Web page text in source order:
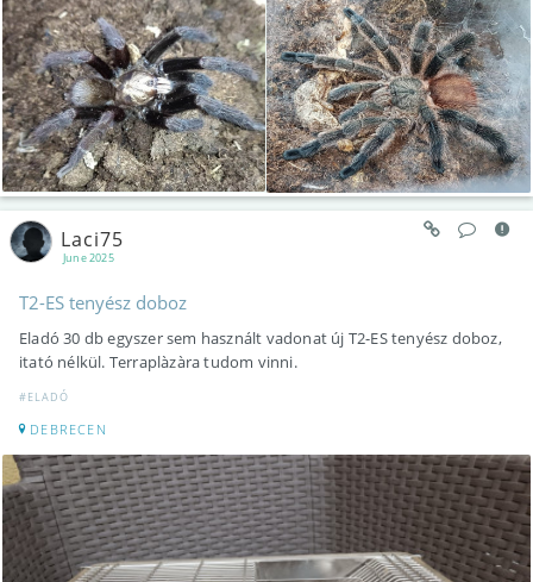
June 2025
Laci75
T2-ES tenyész doboz
Eladó 30 db egyszer sem használt vadonat új T2-ES tenyész doboz,
itató nélkül. Terraplàzàra tudom vinni.
#ELADÓ
DEBRECEN